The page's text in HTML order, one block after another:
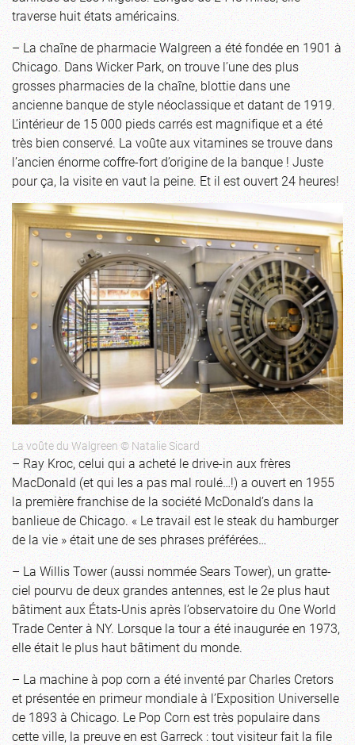
traverse huit états américains.
– La chaîne de pharmacie Walgreen a été fondée en 1901 à
Chicago. Dans Wicker Park, on trouve l’une des plus
grosses pharmacies de la chaîne, blottie dans une
ancienne banque de style néoclassique et datant de 1919.
L’intérieur de 15 000 pieds carrés est magnifique et a été
très bien conservé. La voûte aux vitamines se trouve dans
l’ancien énorme coffre-fort d’origine de la banque ! Juste
pour ça, la visite en vaut la peine. Et il est ouvert 24 heures!
La voûte du Walgreen © Natalie Sicard
– Ray Kroc, celui qui a acheté le drive-in aux frères
MacDonald (et qui les a pas mal roulé…!) a ouvert en 1955
la première franchise de la société McDonald’s dans la
banlieue de Chicago. « Le travail est le steak du hamburger
de la vie » était une de ses phrases préférées…
– La Willis Tower (aussi nommée Sears Tower), un gratte-
ciel pourvu de deux grandes antennes, est le 2e plus haut
bâtiment aux États-Unis après l’observatoire du One World
Trade Center à NY. Lorsque la tour a été inaugurée en 1973,
elle était le plus haut bâtiment du monde.
– La machine à pop corn a été inventé par Charles Cretors
et présentée en primeur mondiale à l’Exposition Universelle
de 1893 à Chicago. Le Pop Corn est très populaire dans
cette ville, la preuve en est Garreck : tout visiteur fait la file